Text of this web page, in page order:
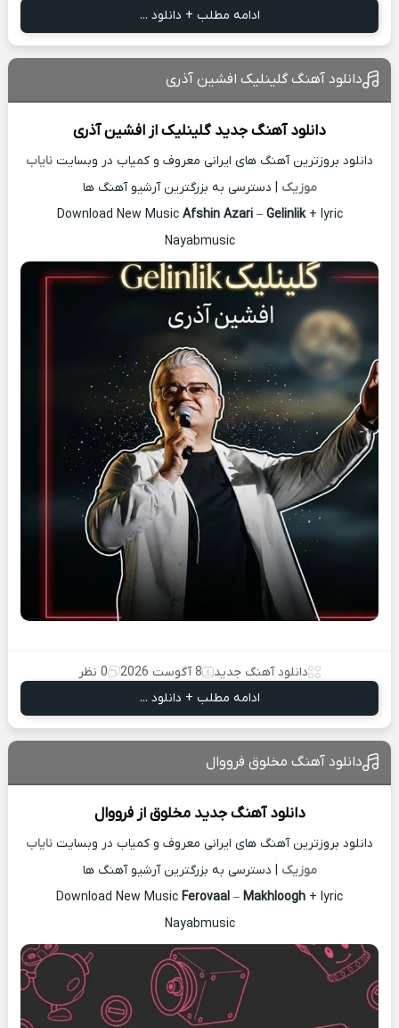
ادامه مطلب + دانلود ...
دانلود آهنگ گلینلیک افشین آذری
دانلود آهنگ جدید گلینلیک ازافشین آذری
دانلود بروزترین آهنگ های ایرانی معروف و کمیاب در وبسایت نایاب
موزیک | دسترسی به بزرگترین آرشیو آهنگ ها
Download New Music Afshin Azari– Gelinlik+ lyric
Nayabmusic
دانلود آهنگ جدید 8 آگوست 2026
0 نظر
ادامه مطلب + دانلود ...
دانلود آهنگ مخلوق فرووال
دانلود آهنگ جدید مخلوق ازفرووال
دانلود بروزترین آهنگ های ایرانی معروف و کمیاب در وبسایت نایاب
موزیک | دسترسی به بزرگترین آرشیو آهنگ ها
Download New Music Ferovaal – Makhloogh + lyric
Nayabmusic